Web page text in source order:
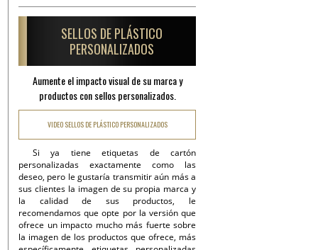
SELLOS DE PLÁSTICO
PERSONALIZADOS
Aumente el impacto visual de su marca y
productos con sellos personalizados.
VIDEO SELLOS DE PLÁSTICO PERSONALIZADOS
Si ya tiene etiquetas de cartón
personalizadas exactamente como las
deseo, pero le gustaría transmitir aún más a
sus clientes la imagen de su propia marca y
la calidad de sus productos, le
recomendamos que opte por la versión que
ofrece un impacto mucho más fuerte sobre
la imagen de los productos que ofrece, más